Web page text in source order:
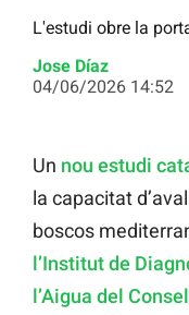
L'estudi obre la
Jose Díaz
04/06/2026 14:52
Un nou estudi
la capacitat
boscos
l’Institut de
l’Aigua del